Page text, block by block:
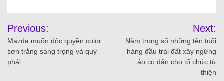
Previous:
Mazda muốn độc quyền color
sơn trắng sang trọng và quý
phái
Next:
Năm trong số những tên tuổi
hàng đầu trái đất xây ngừng
áo co dãn cho tổ chức từ
thiện